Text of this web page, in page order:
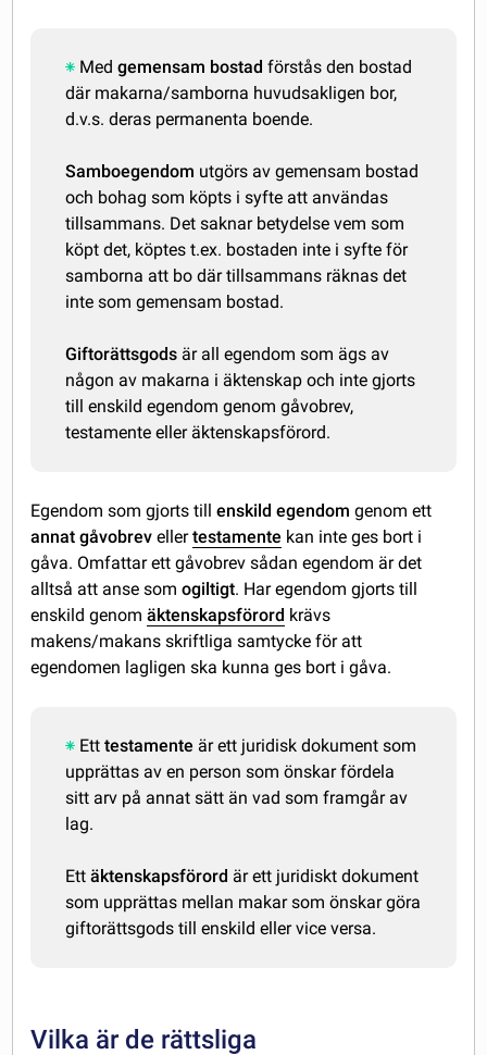
Medgemensam bostad förstås den bostad
där makarna/samborna huvudsakligen bor,
d.v.s. deras permanenta boende.
Samboegendom utgörs av gemensam bostad
och bohag som köpts i syfte att användas
tillsammans. Det saknar betydelse vem som
köpt det, köptes t.ex. bostaden inte i syfte för
samborna att bo där tillsammans räknas det
inte som gemensam bostad.
Giftorättsgods är all egendom som ägs av
någon av makarna i äktenskap och inte gjorts
till enskild egendom genom gåvobrev,
testamente eller äktenskapsförord.
Egendom som gjorts tillenskild egendom genom ett
annat gåvobrev ellertestamente kan inte ges bort i
gåva. Omfattar ett gåvobrev sådan egendom är det
alltså att anse somogiltigt. Har egendom gjorts till
enskild genomäktenskapsförord krävs
makens/makans skriftliga samtycke för att
egendomen lagligen ska kunna ges bort i gåva.
Etttestamente är ett juridisk dokument som
upprättas av en person som önskar fördela
sitt arv på annat sätt än vad som framgår av
lag.
Ettäktenskapsförord är ett juridiskt dokument
som upprättas mellan makar som önskar göra
giftorättsgods till enskild eller vice versa.
Vilka är de rättsliga